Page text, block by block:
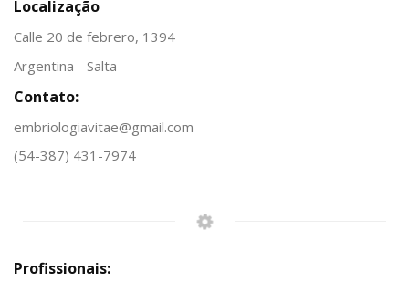
Localização
Calle 20 de febrero, 1394
Argentina - Salta
Contato:
embriologiavitae@gmail.com
(54-387) 431-7974
Profissionais: